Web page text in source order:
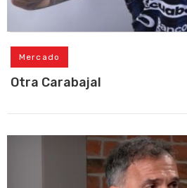
Mercado
Otra Carabajal